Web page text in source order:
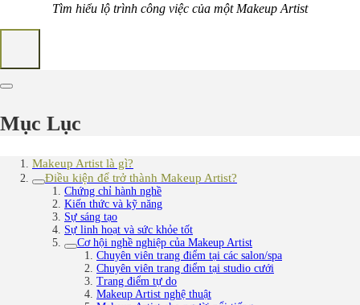
Tìm hiểu lộ trình công việc của một Makeup Artist
Mục Lục
Makeup Artist là gì?
Điều kiện để trở thành Makeup Artist?
Chứng chỉ hành nghề
Kiến thức và kỹ năng
Sự sáng tạo
Sự linh hoạt và sức khỏe tốt
Cơ hội nghề nghiệp của Makeup Artist
Chuyên viên trang điểm tại các salon/spa
Chuyên viên trang điểm tại studio cưới
Trang điểm tự do
Makeup Artist nghệ thuật